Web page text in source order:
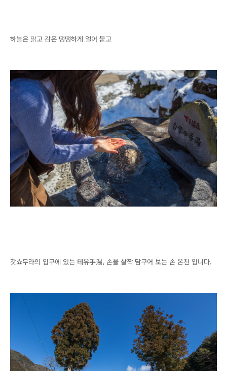
하늘은 맑고 감은 땡땡하게 얼어 붙고
갓쇼무라의 입구에 있는 테유手湯, 손을 살짝 담구어 보는 손 온천 입니다.